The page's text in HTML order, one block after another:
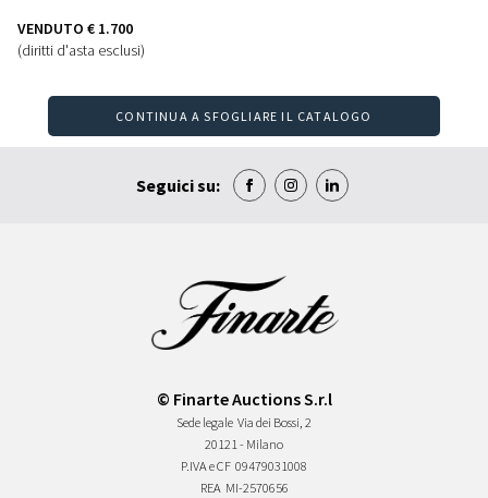
VENDUTO € 1.700
(diritti d'asta esclusi)
CONTINUA A SFOGLIARE IL CATALOGO
Seguici su:
© Finarte Auctions S.r.l
Sede legale Via dei Bossi, 2
20121 - Milano
P.IVA e CF 09479031008
REA MI-2570656